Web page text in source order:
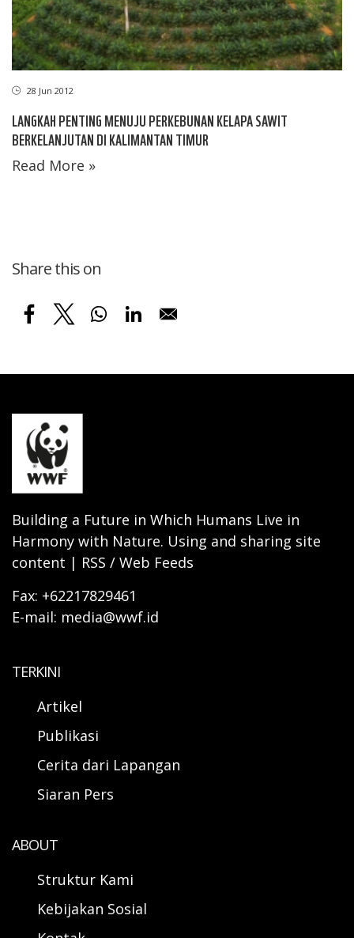
28 Jun 2012
LANGKAH PENTING MENUJU PERKEBUNAN KELAPA SAWIT
BERKELANJUTAN DI KALIMANTAN TIMUR
Read More »
Share this on
Building a Future in Which Humans Live in
Harmony with Nature. Using and sharing site
content | RSS / Web Feeds
Fax: +62217829461
E-mail: media@wwf.id
TERKINI
Artikel
Publikasi
Cerita dari Lapangan
Siaran Pers
ABOUT
Struktur Kami
Kebijakan Sosial